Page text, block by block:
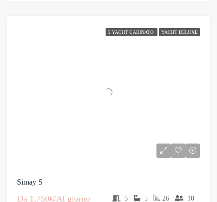
5 YACHT CABINATO YACHT DELUXE
Simay S
Da 1,750€/Al giorno 5 5 26 10